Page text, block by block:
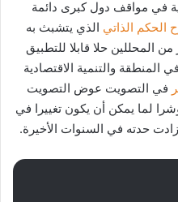
في مواقف دول كبرى دائمة
الحكم الذاتي الذي يتشبث به
المحللين حلا قابلا للتطبيق
المنطقة والتنمية الاقتصادية
في التصويت عوض التصويت
لما يمكن أن يكون تغييرا في
حدته في السنوات الأخيرة.